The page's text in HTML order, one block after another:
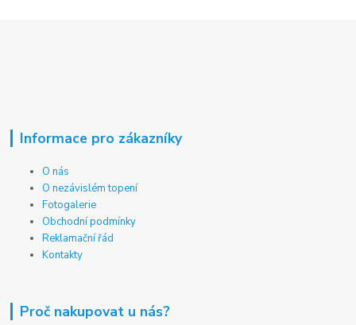
Informace pro zákazníky
O nás
O nezávislém topení
Fotogalerie
Obchodní podmínky
Reklamační řád
Kontakty
Proč nakupovat u nás?